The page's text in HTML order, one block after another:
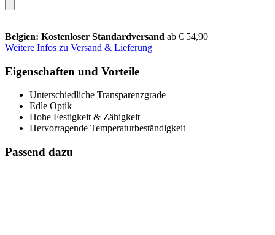
Belgien: Kostenloser Standardversand ab € 54,90
Weitere Infos zu Versand & Lieferung
Eigenschaften und Vorteile
Unterschiedliche Transparenzgrade
Edle Optik
Hohe Festigkeit & Zähigkeit
Hervorragende Temperaturbeständigkeit
Passend dazu